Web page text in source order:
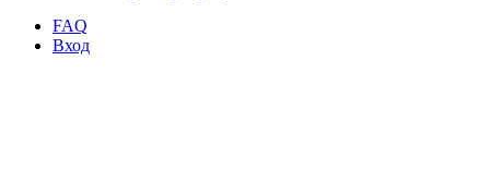
FAQ
Вход